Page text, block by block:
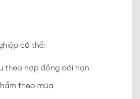
có thể:
theo hợp đồng dài hạn
theo mùa